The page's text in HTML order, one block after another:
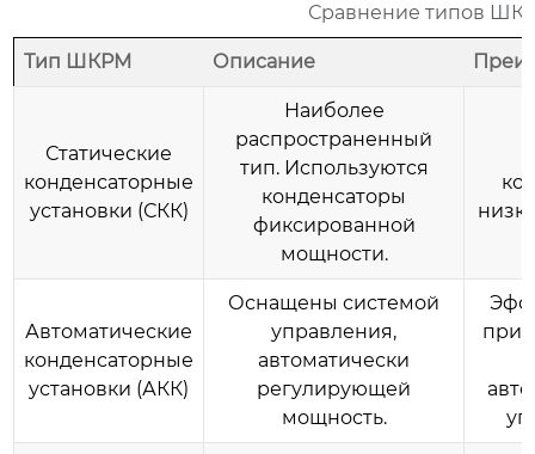
Сравнение типов
Тип ШКРМ Описание
Статические
конденсаторные
установки (СКК)
Наиболее
распространенный
тип. Используются
конденсаторы
фиксированной
мощности.
Автоматические
конденсаторные
установки (АКК)
Оснащены системой
управления,
автоматически
регулирующей
мощность.
при